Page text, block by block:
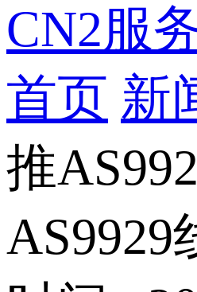
CN2服
首页 新
推
AS9929